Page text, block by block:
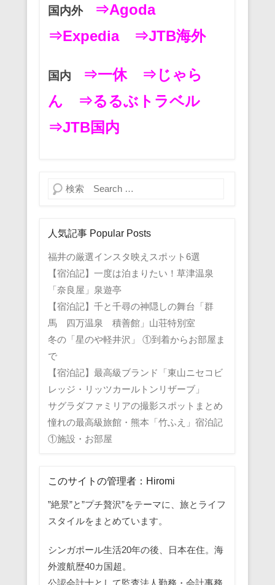
国内外
⇒Agoda
⇒Expedia
⇒JTB海外
国内 ⇒一休
⇒じゃら
ん
⇒るるぶトラベル
⇒JTB国内
検索
人気記事 Popular Posts
福井の厳選インスタ映えスポット6選
【宿泊記】一度は泊まりたい！草津温泉
「奈良屋」泉遊亭
【宿泊記】千と千尋の神隠しの舞台「群
馬 四万温泉 積善館」山荘特別室
冬の「星のや軽井沢」 ①到着からお部屋ま
で
【宿泊記】最高級ブランド「東山ニセコビ
レッジ・リッツカールトンリザーブ」
サグラダファミリアの撮影スポットまとめ
憧れの最高級旅館・熊本「竹ふえ」宿泊記
①施設・お部屋
このサイトの管理者：Hiromi
”絶景”と”プチ贅沢”をテーマに、旅とライフ
スタイルをまとめています。
シンガポール生活20年の後、日本在住。海
外渡航歴40カ国超。
公認会計士として監査法人勤務・会計事務